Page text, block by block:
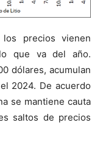
los precios vienen
que va del año.
dólares, acumulan
2024. De acuerdo
se mantiene cauta
saltos de precios